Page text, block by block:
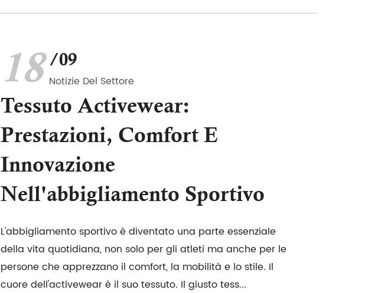
18 /09
Notizie Del Settore
Tessuto Activewear:
Prestazioni, Comfort E
Innovazione
Nell'abbigliamento Sportivo
L'abbigliamento sportivo è diventato una parte essenziale
della vita quotidiana, non solo per gli atleti ma anche per le
persone che apprezzano il comfort, la mobilità e lo stile. Il
cuore dell'activewear è il suo tessuto. Il giusto tess...